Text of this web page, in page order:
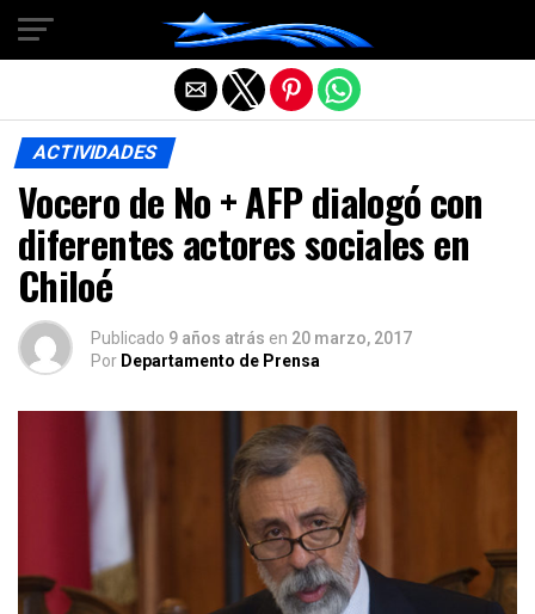
ACTIVIDADES
Vocero de No + AFP dialogó con
diferentes actores sociales en
Chiloé
Publicado 9 años atrás en 20 marzo, 2017
Por Departamento de Prensa
Salir de la versión móvil